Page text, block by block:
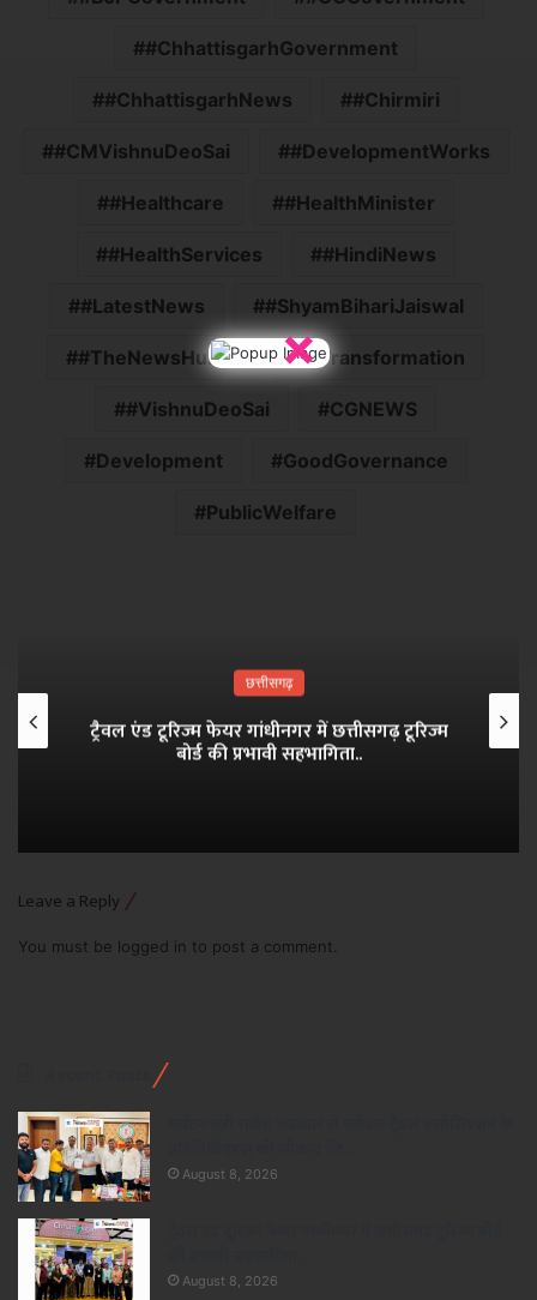
#ChhattisgarhGovernment
#ChhattisgarhNews #Chirmiri
#CMVishnuDeoSai #DevelopmentWorks
#Healthcare #HealthMinister
#HealthServices #HindiNews
#LatestNews #ShyamBihariJaiswal
#TheNewsHunter #Transformation
#VishnuDeoSai CGNEWS
Development GoodGovernance
PublicWelfare
छत्तीसगढ़
ट्रैवल एंड टूरिज्म फेयर गांधीनगर में छत्तीसगढ़ टूरिज्म
बोर्ड की प्रभावी सहभागिता..
Leave a Reply
You must be logged in to post a comment.
×
August 8, 2026
August 8, 2026